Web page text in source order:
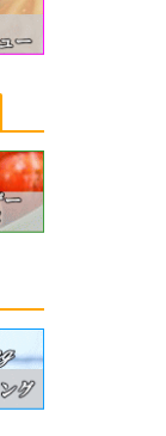
「く
新技
社）